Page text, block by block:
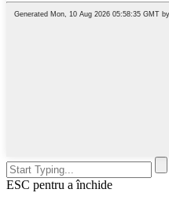
ESC pentru a închide